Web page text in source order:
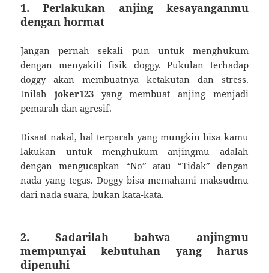
1. Perlakukan anjing kesayanganmu
dengan hormat
Jangan pernah sekali pun untuk menghukum
dengan menyakiti fisik doggy. Pukulan terhadap
doggy akan membuatnya ketakutan dan stress.
Inilahjoker123 yang membuat anjing menjadi
pemarah dan agresif.
Disaat nakal, hal terparah yang mungkin bisa kamu
lakukan untuk menghukum anjingmu adalah
dengan mengucapkan “No” atau “Tidak” dengan
nada yang tegas. Doggy bisa memahami maksudmu
dari nada suara, bukan kata-kata.
2. Sadarilah bahwa anjingmu
mempunyai kebutuhan yang harus
dipenuhi